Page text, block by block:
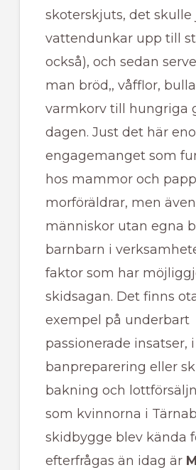
skoterskjuts, det skulle
vattendunkar upp till
också), och sedan
man bröd,, våfflor,
varmkorv till hungriga
dagen. Just det här
engagemanget som
hos mammor och
morföräldrar, men
människor utan egna
barnbarn i
faktor som har
skidsagan. Det finns
exempel på underbart
passionerade insatser,
banpreparering eller
bakning och
som kvinnorna i
skidbygge blev kända
efterfrågas än idag är